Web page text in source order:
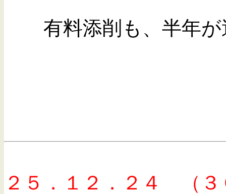
有料添削も、半年が
２５．１２．２４ （３